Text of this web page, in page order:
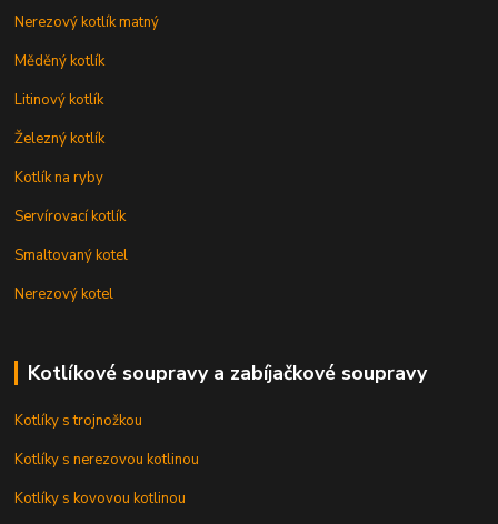
Nerezový kotlík matný
Měděný kotlík
Litinový kotlík
Železný kotlík
Kotlík na ryby
Servírovací kotlík
Smaltovaný kotel
Nerezový kotel
Kotlíkové soupravy a zabíjačkové soupravy
Kotlíky s trojnožkou
Kotlíky s nerezovou kotlinou
Kotlíky s kovovou kotlinou